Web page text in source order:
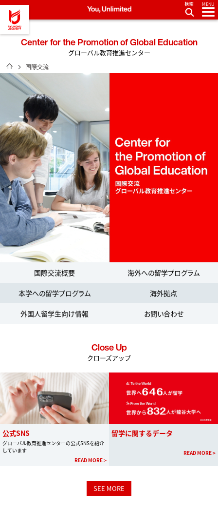
龍谷大学 You, Unlimited
MENU
Center for the Promotion of Global Education
グローバル教育推進センター
ホーム
国際交流
国際交流概要 海外への留学プログラム
本学への留学プログラム 海外拠点
外国人留学生向け情報 お問い合わせ
Close Up
クローズアップ
公式SNS
グローバル教育推進センターの公式SNSを紹介
しています
READ MORE >
留学に関するデータ
READ MORE >
SEE MORE